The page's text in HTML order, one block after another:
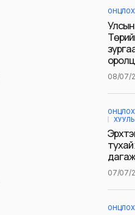
Улсын
08/07/
07/07/